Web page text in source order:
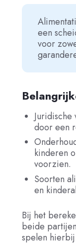
een
voor
door een
kinderen
voorzien.
Soorten
en
Bij het
beide
spelen